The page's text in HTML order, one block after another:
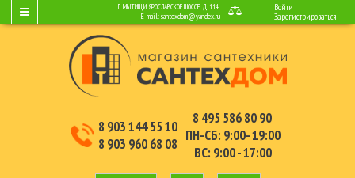
Г. МЫТИЩИ, ЯРОСЛАВСКОЕ ШОССЕ, Д.114.
E-mail:santexdom@yandex.ru
Войти |
Зарегистрироваться
8 903 144 55 10
8 903 960 68 08
8 495 586 80 90
ПН-СБ: 9:00- 19:00
ВС: 9:00 - 17:00